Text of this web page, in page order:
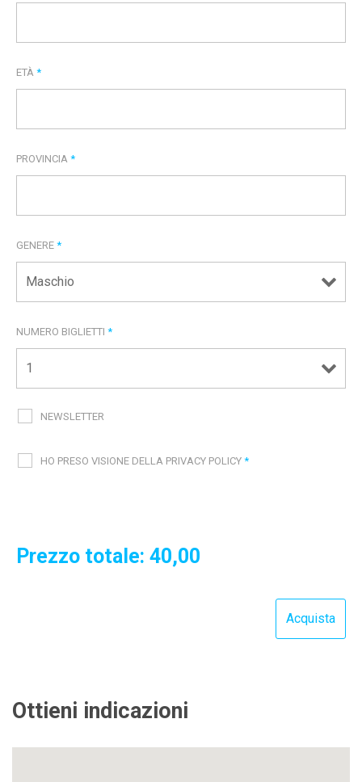
ETÀ *
PROVINCIA *
GENERE *
NUMERO BIGLIETTI *
NEWSLETTER
HO PRESO VISIONE DELLA PRIVACY POLICY *
Prezzo totale: 40,00
Ottieni indicazioni